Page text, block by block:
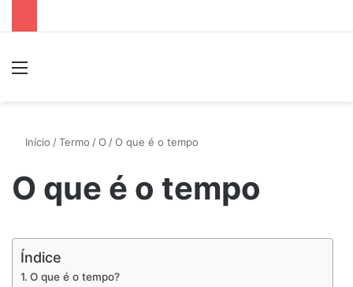
Início /Termo /O /O que é o tempo
O que é o tempo
Índice
O que é o tempo?